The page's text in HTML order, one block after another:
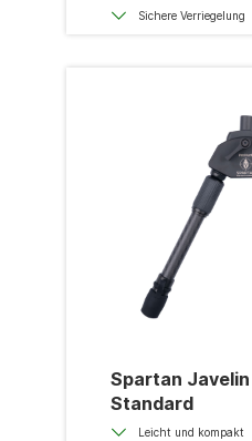
Sichere Verriegelung
Spartan Javelin ProHunt Bipod
Standard
Leicht und kompakt